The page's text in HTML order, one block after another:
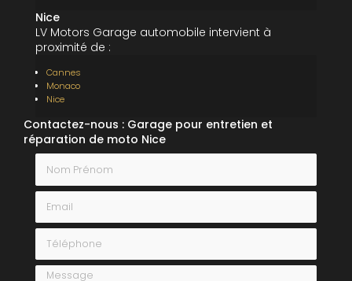
Nice
LV Motors Garage automobile intervient à
proximité de :
Cannes
Monaco
Nice
Contactez-nous : Garage pour entretien et
réparation de moto Nice
Nom Prénom
Email
Téléphone
Message